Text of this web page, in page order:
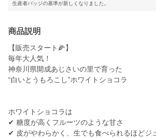
生産者バッジの基準が新しくなりました。
商品説明
【販売スタート🌽】
毎年大人気！
神奈川県開成あじさいの里で育った
“白いとうもろこし”ホワイトショコラ
ホワイトショコラは
✔ 糖度が高くフルーツのような甘さ
✔ 皮がやわらかく、生でも食べられるほどジ